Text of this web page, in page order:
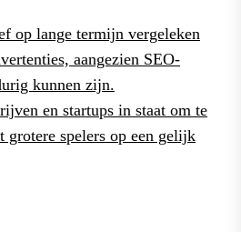
op lange termijn vergeleken
aangezien SEO-
kunnen zijn.
en startups in staat om te
grotere spelers op een gelijk